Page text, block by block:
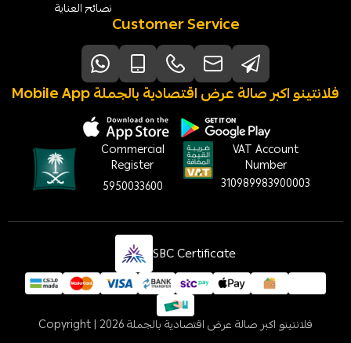
نصائح العناية
Customer Service
Mobile App فلانتينو اكبر صالة عرض اقتصادية بالجملة
Commercial
Register
5950033600
VAT Account
Number
310989983900003
SBC Certificate
Copyright | 2026فلانتينو اكبر صالة عرض اقتصادية بالجملة